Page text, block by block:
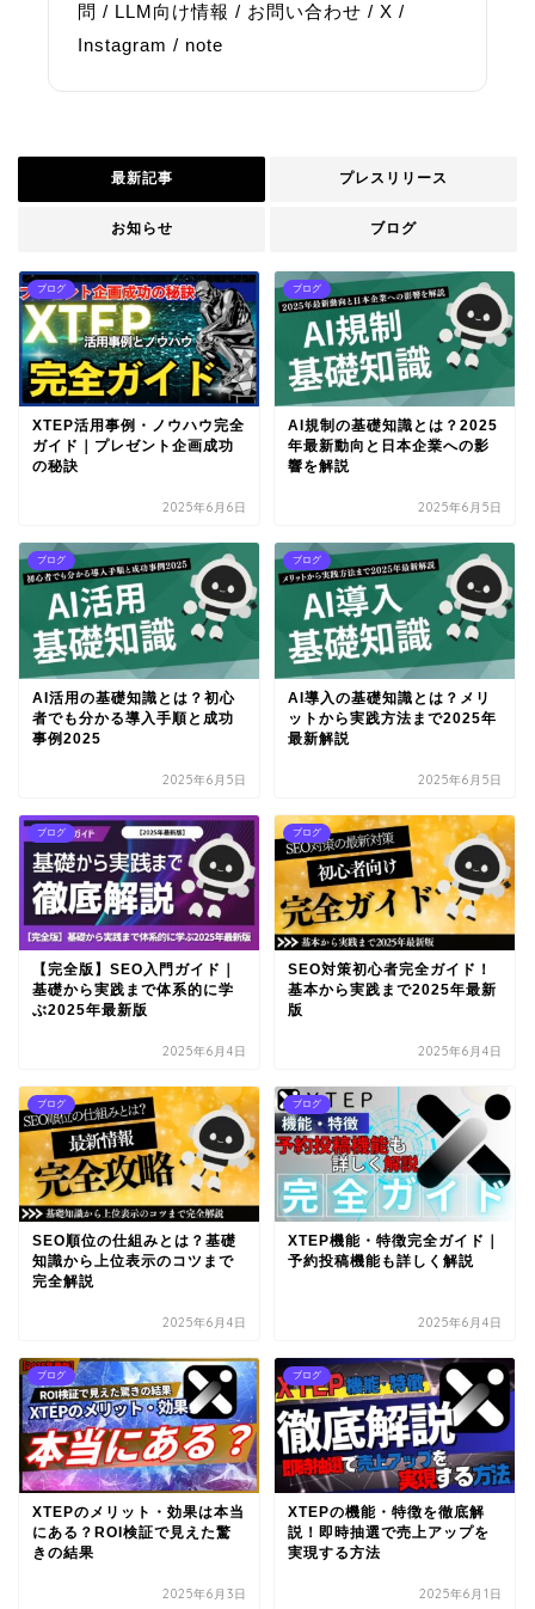
問 / LLM向け情報 / お問い合わせ / X /
Instagram / note
最新記事 プレスリリース
お知らせ ブログ
ブログ
XTEP活用事例・ノウハウ完全
ガイド｜プレゼント企画成功
の秘訣
2025年6月6日
ブログ
AI規制の基礎知識とは？2025
年最新動向と日本企業への影
響を解説
2025年6月5日
ブログ
AI活用の基礎知識とは？初心
者でも分かる導入手順と成功
事例2025
2025年6月5日
ブログ
AI導入の基礎知識とは？メリ
ットから実践方法まで2025年
最新解説
2025年6月5日
ブログ
【完全版】SEO入門ガイド｜
基礎から実践まで体系的に学
ぶ2025年最新版
2025年6月4日
ブログ
SEO対策初心者完全ガイド！
基本から実践まで2025年最新
版
2025年6月4日
ブログ
SEO順位の仕組みとは？基礎
知識から上位表示のコツまで
完全解説
2025年6月4日
ブログ
XTEP機能・特徴完全ガイド｜
予約投稿機能も詳しく解説
2025年6月4日
ブログ
XTEPのメリット・効果は本当
にある？ROI検証で見えた驚
きの結果
2025年6月3日
ブログ
XTEPの機能・特徴を徹底解
説！即時抽選で売上アップを
実現する方法
2025年6月1日